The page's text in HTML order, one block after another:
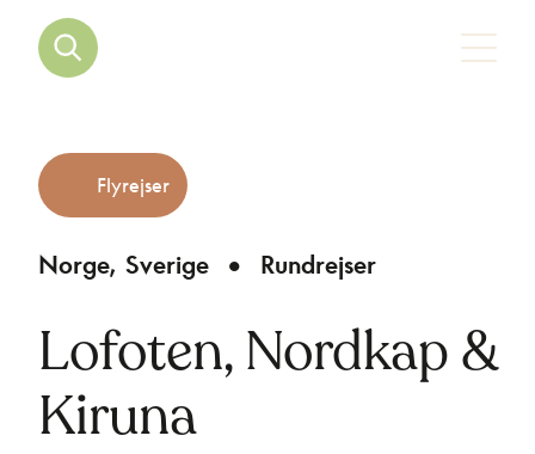
Norge Sverige Rundrejser
Flyrejser
Lofoten, Nordkap &
Kiruna